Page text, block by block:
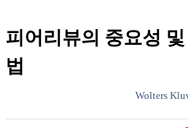
피어리뷰의 중요성
법
Wolters